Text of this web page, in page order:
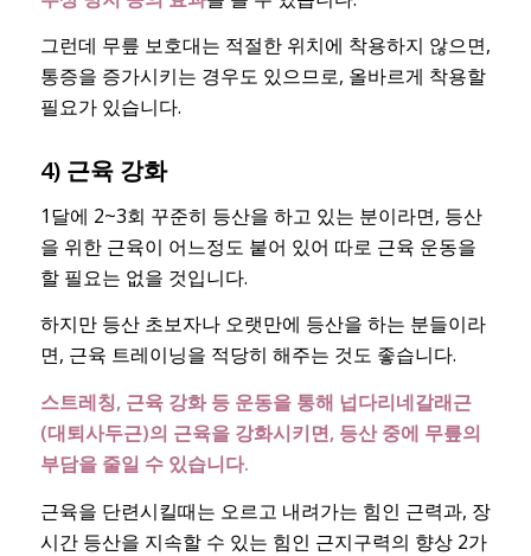
그런데 무릎 보호대는 적절한 위치에 착용하지 않으면,
통증을 증가시키는 경우도 있으므로, 올바르게 착용할
필요가 있습니다.
4) 근육 강화
1달에 2~3회 꾸준히 등산을 하고 있는 분이라면, 등산
을 위한 근육이 어느정도 붙어 있어 따로 근육 운동을
할 필요는 없을 것입니다.
하지만 등산 초보자나 오랫만에 등산을 하는 분들이라
면, 근육 트레이닝을 적당히 해주는 것도 좋습니다.
스트레칭, 근육 강화 등 운동을 통해 넙다리네갈래근
(대퇴사두근)의 근육을 강화시키면, 등산 중에 무릎의
부담을 줄일 수 있습니다.
근육을 단련시킬때는 오르고 내려가는 힘인 근력과, 장
시간 등산을 지속할 수 있는 힘인 근지구력의 향상 2가